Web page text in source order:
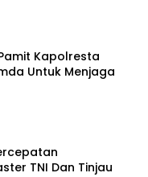
Kapolresta
Untuk Menjaga
TNI Dan Tinjau